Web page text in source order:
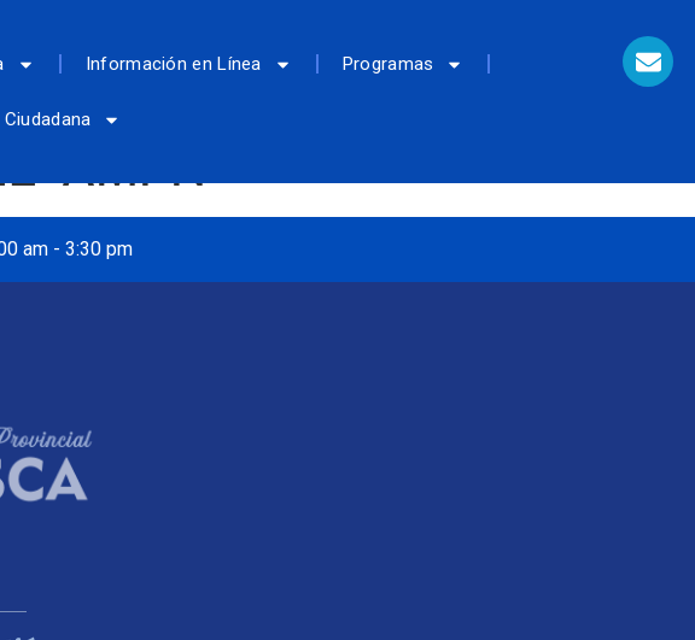
Información en Línea Programas
AMPN
am - 3:30 pm